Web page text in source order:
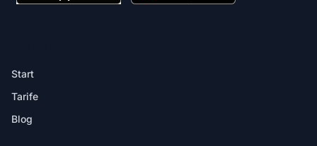
Start
Tarife
Blog